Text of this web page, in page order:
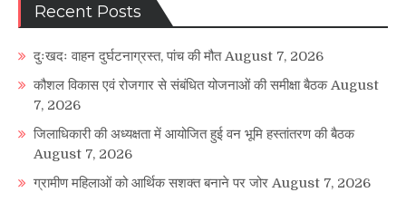
Recent Posts
दुःखदः वाहन दुर्घटनाग्रस्त, पांच की मौत August 7, 2026
कौशल विकास एवं रोजगार से संबंधित योजनाओं की समीक्षा बैठक August
7, 2026
जिलाधिकारी की अध्यक्षता में आयोजित हुई वन भूमि हस्तांतरण की बैठक
August 7, 2026
ग्रामीण महिलाओं को आर्थिक सशक्त बनाने पर जोर August 7, 2026